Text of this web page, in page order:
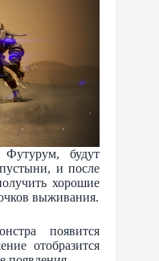
будут
и после
хорошие
выживания.
появится
отобразится